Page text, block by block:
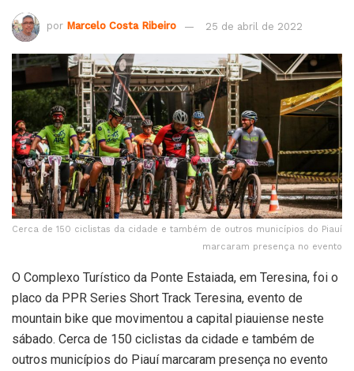
por Marcelo Costa Ribeiro 25 de abril de 2022
Cerca de 150 ciclistas da cidade e também de outros municípios do Piauí
marcaram presença no evento
O Complexo Turístico da Ponte Estaiada, em Teresina, foi o
placo da PPR Series Short Track Teresina, evento de
mountain bike que movimentou a capital piauiense neste
sábado. Cerca de 150 ciclistas da cidade e também de
outros municípios do Piauí marcaram presença no evento